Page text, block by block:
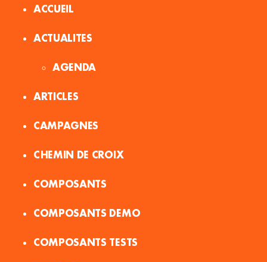
ACCUEIL
ACTUALITES
AGENDA
ARTICLES
CAMPAGNES
CHEMIN DE CROIX
COMPOSANTS
COMPOSANTS DEMO
COMPOSANTS TESTS